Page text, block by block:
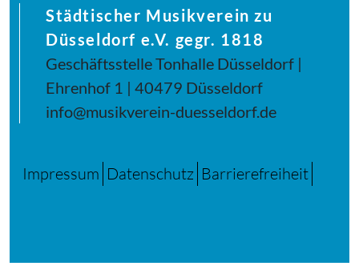
Städtischer Musikverein zu
Düsseldorf e.V. gegr. 1818
Geschäftsstelle Tonhalle Düsseldorf |
Ehrenhof 1 | 40479 Düsseldorf
info@musikverein-duesseldorf.de
Impressum Datenschutz Barrierefreiheit